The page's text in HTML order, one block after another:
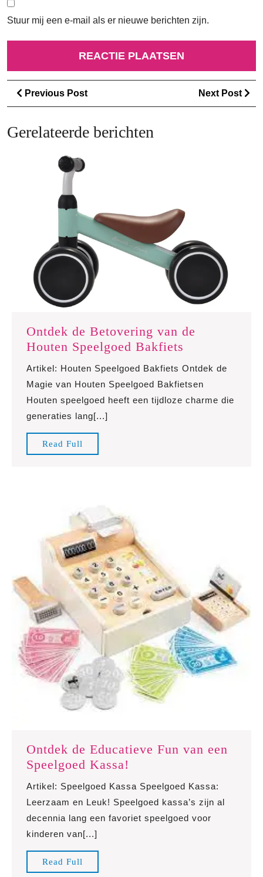
Stuur mij een e-mail als er nieuwe berichten zijn.
Berichtnavigatie
Previous PostPrevious
Post
Next Post
Gerelateerde berichten
Ontdek de Betovering van de
Houten Speelgoed Bakfiets
Betovering
van
de
Artikel: Houten Speelgoed Bakfiets Ontdek de
Magie van Houten Speelgoed Bakfietsen
Houten speelgoed heeft een tijdloze charme die
generaties lang[...]
Read Full
Full
Ontdek de Educatieve Fun van een
Speelgoed Kassa!
Educatieve
Fun
van
Artikel: Speelgoed Kassa Speelgoed Kassa:
Leerzaam en Leuk! Speelgoed kassa’s zijn al
decennia lang een favoriet speelgoed voor
kinderen van[...]
Read Full
Full